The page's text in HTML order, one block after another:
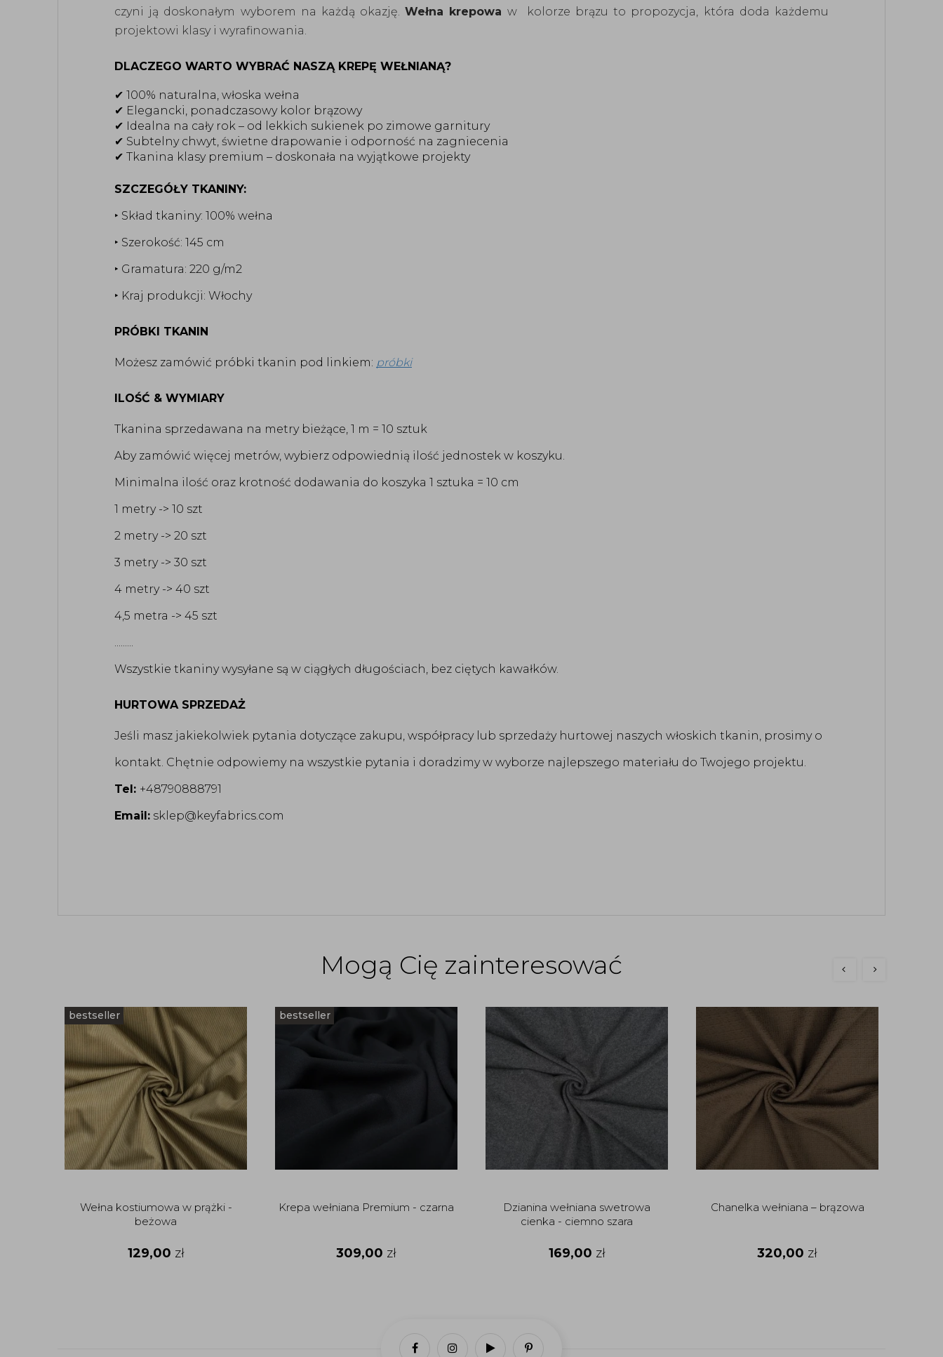
czyni ją doskonałym wyborem na każdą okazję.Wełna krepowa w kolorze brązu to propozycja, która doda każdemu
projektowi klasy i wyrafinowania.
DLACZEGO WARTO WYBRAĆ NASZĄ KREPĘ WEŁNIANĄ?
✔ 100% naturalna, włoska wełna
✔ Elegancki, ponadczasowy kolor brązowy
✔ Idealna na cały rok – od lekkich sukienek po zimowe garnitury
✔ Subtelny chwyt, świetne drapowanie i odporność na zagniecenia
✔ Tkanina klasy premium – doskonała na wyjątkowe projekty
SZCZEGÓŁY TKANINY:
‣ Skład tkaniny: 100% wełna
‣ Szerokość: 145 cm
‣ Gramatura: 220 g/m2
‣ Kraj produkcji: Włochy
PRÓBKI TKANIN
Możesz zamówić próbki tkanin pod linkiem: próbki
ILOŚĆ & WYMIARY
Tkanina sprzedawana na metry bieżące, 1 m = 10 sztuk
Aby zamówić więcej metrów, wybierz odpowiednią ilość jednostek w koszyku.
Minimalna ilość oraz krotność dodawania do koszyka 1 sztuka = 10 cm
1 metry -> 10 szt
2 metry -> 20 szt
3 metry -> 30 szt
4 metry -> 40 szt
4,5 metra -> 45 szt
.........
Wszystkie tkaniny wysyłane są w ciągłych długościach, bez ciętych kawałków.
HURTOWA SPRZEDAŻ
Jeśli masz jakiekolwiek pytania dotyczące zakupu, współpracy lub sprzedaży hurtowej naszych włoskich tkanin, prosimy o
kontakt. Chętnie odpowiemy na wszystkie pytania i doradzimy w wyborze najlepszego materiału do Twojego projektu.
Tel: +48790888791
Email: sklep@keyfabrics.com
Mogą Cię zainteresować
bestseller
Wełna kostiumowa w prążki -
beżowa
129,00 zł
bestseller
Krepa wełniana Premium - czarna
309,00 zł
Dzianina wełniana swetrowa
cienka - ciemno szara
169,00 zł
Chanelka wełniana – brązowa
320,00 zł